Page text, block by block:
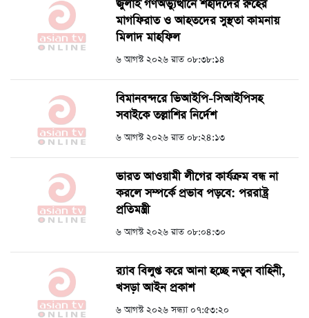
জুলাই গণঅভ্যুত্থানে শহীদদের রুহের
মাগফিরাত ও আহতদের সুস্থতা কামনায়
মিলাদ মাহফিল
৬ আগস্ট ২০২৬ রাত ০৮:৩৮:১৪
বিমানবন্দরে ভিআইপি-সিআইপিসহ
সবাইকে তল্লাশির নির্দেশ
৬ আগস্ট ২০২৬ রাত ০৮:২৪:১৩
ভারত আওয়ামী লীগের কার্যক্রম বন্ধ না
করলে সম্পর্কে প্রভাব পড়বে: পররাষ্ট্র
প্রতিমন্ত্রী
৬ আগস্ট ২০২৬ রাত ০৮:০৪:৩০
র‍্যাব বিলুপ্ত করে আনা হচ্ছে নতুন বাহিনী,
খসড়া আইন প্রকাশ
৬ আগস্ট ২০২৬ সন্ধ্যা ০৭:৫৩:২০